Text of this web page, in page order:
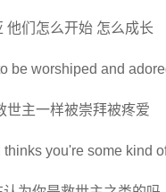
他们怎么开始 怎么成长
be worshiped and
世主一样被崇拜被疼爱
thinks you're some kind